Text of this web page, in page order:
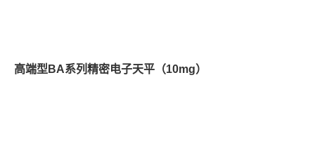
高端型BA系列精密电子天平（10mg）